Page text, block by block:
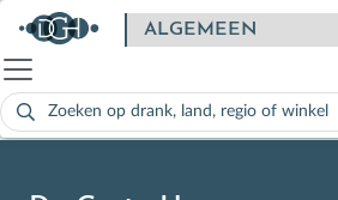
Zoeken
naar:
Als de resultaten voor automatisch
Goede lekkere wijn